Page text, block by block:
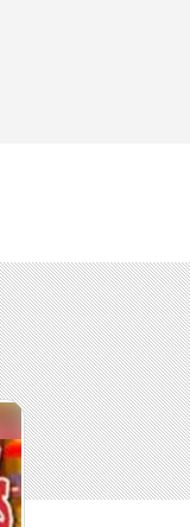
tickets/
Maps)
Str. (B59), dann
oder U- &